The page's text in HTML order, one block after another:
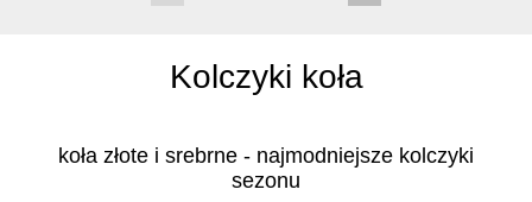
Kolczyki koła
koła złote i srebrne - najmodniejsze kolczyki
sezonu